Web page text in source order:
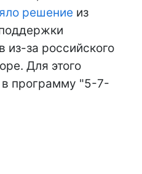
решение из
из-за российского
Для этого
в программу "5-7-